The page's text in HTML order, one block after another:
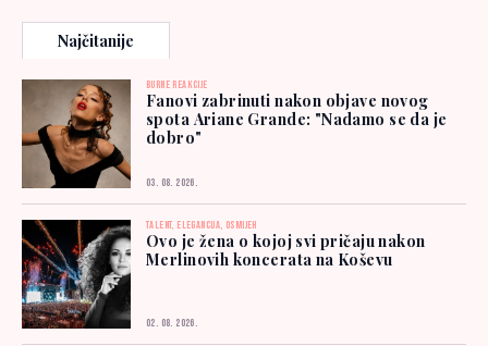
Najčitanije
BURNE REAKCIJE
Fanovi zabrinuti nakon objave novog
spota Ariane Grande: "Nadamo se da je
dobro"
03. 08. 2026.
TALENT, ELEGANCIJA, OSMIJEH
Ovo je žena o kojoj svi pričaju nakon
Merlinovih koncerata na Koševu
02. 08. 2026.